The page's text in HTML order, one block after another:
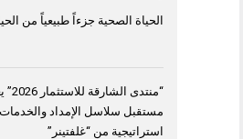
الحياة الصحية جزءاً طبيعياً من
مستقبل سلاسل الإمداد والخدمات
استراتيجية من “غلفتينر”